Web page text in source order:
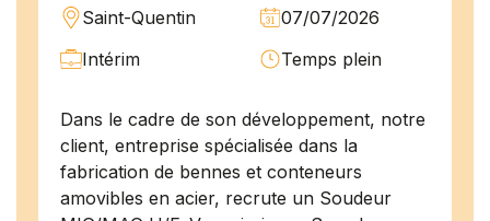
Saint-Quentin
07/07/2026
Intérim
Temps plein
Dans le cadre de son développement, notre
client, entreprise spécialisée dans la
fabrication de bennes et conteneurs
amovibles en acier, recrute un Soudeur